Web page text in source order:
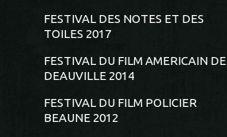
FESTIVAL DES NOTES ET DES
TOILES 2017
FESTIVAL DU FILM AMERICAIN DE
DEAUVILLE 2014
FESTIVAL DU FILM POLICIER
BEAUNE 2012